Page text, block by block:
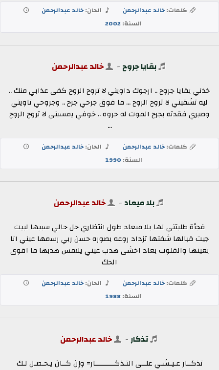
كلمات:خالد عبدالرحمن الحان:خالد عبدالرحمن
السنة:2002
بقايا جروح - خالد عبدالرحمن
خذني بقايا جروح .. ارجوك داويني لا تروح الروح كفى عذابي منك ..
ليه تشقيني لا تروح الروح ... ما فوق جرحي جرح .. وجروحي تاويني
وصبري فقدته بجرح الموت له حروه .. خوفي يمسيني لا تروح الروح
...
كلمات:خالد عبدالرحمن الحان:خالد عبدالرحمن
السنة: 1990
بلا ميعاد - خالد عبدالرحمن
فجأة طلبتني لها بلا ميعاد طول انتظاري حل حالي سببها لبيت
جيت قبالها شفتها تزداد روعه بصوره حسن ربي رسمها عيني انا
بعينها والقلوب بعاد اخشى هدب عيني يلامس هدبها ما اقوى
الحك
كلمات:خالد عبدالرحمن الحان:خالد عبدالرحمن
السنة:1988
تذكار- خالد عبدالرحمن
تذكــار عـيـشـي علــى التـذكــــــــــار= وإن كــان يـحـصـل لـك